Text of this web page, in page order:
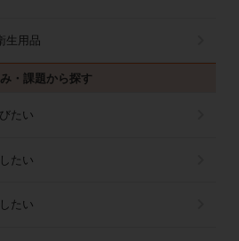
生用品
・課題から探す
たい
たい
たい